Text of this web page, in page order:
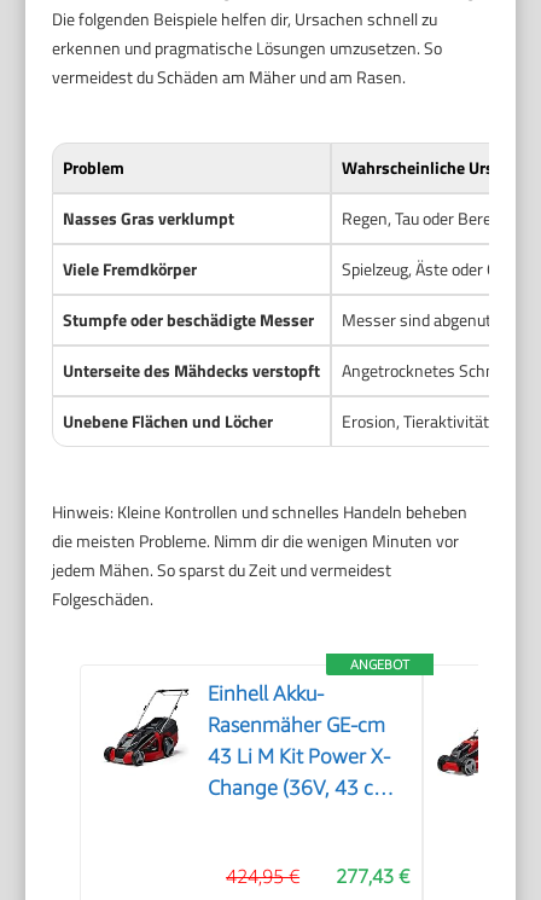
Die folgenden Beispiele helfen dir, Ursachen schnell zu
erkennen und pragmatische Lösungen umzusetzen. So
vermeidest du Schäden am Mäher und am Rasen.
Problem
Wahrscheinliche Ursache
Nasses Gras verklumpt
Regen, Tau oder
Viele Fremdkörper
Spielzeug, Äste oder
Stumpfe oder beschädigte Messer
Messer sind abgenutzt
Unterseite des Mähdecks verstopft
Angetrocknetes
Unebene Flächen und Löcher
Erosion, Tieraktivität oder
Hinweis: Kleine Kontrollen und schnelles Handeln beheben
die meisten Probleme. Nimm dir die wenigen Minuten vor
jedem Mähen. So sparst du Zeit und vermeidest
Folgeschäden.
ANGEBOT
Einhell Akku-
Rasenmäher GE-cm
43 Li M Kit Power X-
Change (36V, 43 cm
Kit, 63L Fangkorb,277,43 €
424,95 €